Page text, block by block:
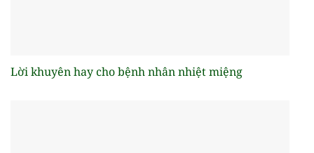
Lời khuyên hay cho bệnh nhân nhiệt miệng